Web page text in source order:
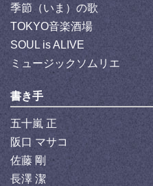
季節（いま）の歌
TOKYO音楽酒場
SOUL is ALIVE
ミュージックソムリエ
書き手
五十嵐 正
阪口 マサコ
佐藤 剛
長澤 潔